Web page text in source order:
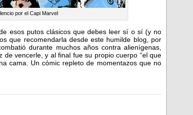
por el Capi Marvel
esos putos clásicos que debes leer sí o sí (y no
que recomendarla desde este humilde blog, por
durante muchos años contra alienígenas,
vencerle, y al final fue su propio cuerpo “el que
cama. Un cómic repleto de momentazos que no